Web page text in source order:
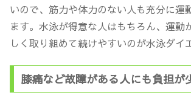
いので、 筋力や体力のない人も充分に運
ます。水泳が得意な人はもちろん、 運動
しく取り組めて続けやすいのが水泳ダイ
膝痛など故障がある人にも負担が